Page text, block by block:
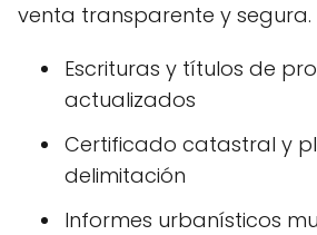
venta transparente y segura.
Escrituras y títulos de
actualizados
Certificado catastral y
delimitación
Informes urbanísticos